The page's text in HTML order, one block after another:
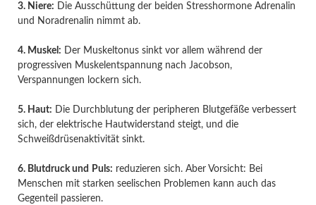
3. Niere: Die Ausschüttung der beiden Stresshormone Adrenalin
und Noradrenalin nimmt ab.
4. Muskel: Der Muskeltonus sinkt vor allem während der
progressiven Muskelentspannung nach Jacobson,
Verspannungen lockern sich.
5. Haut: Die Durchblutung der peripheren Blutgefäße verbessert
sich, der elektrische Hautwiderstand steigt, und die
Schweißdrüsenaktivität sinkt.
6. Blutdruck und Puls: reduzieren sich. Aber Vorsicht: Bei
Menschen mit starken seelischen Problemen kann auch das
Gegenteil passieren.